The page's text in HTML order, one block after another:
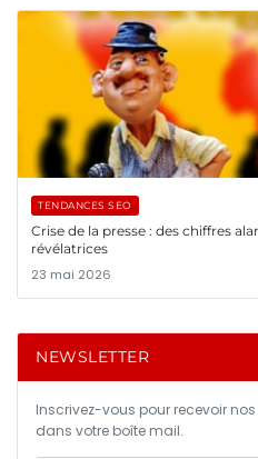
TENDANCES SEO
Crise de la presse : des chiffres
révélatrices
23 mai 2026
NEWSLETTER
Inscrivez-vous pour recevoir
dans votre boîte mail.